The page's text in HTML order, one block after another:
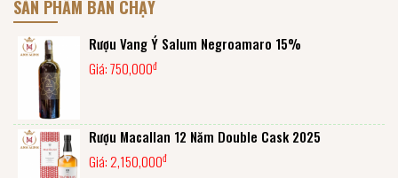
SẢN PHẨM BÁN CHẠY
Rượu Vang Ý Salum Negroamaro 15%
Giá:750,000đ
Rượu Macallan 12 Năm Double Cask 2025
Giá: 2,150,000đ